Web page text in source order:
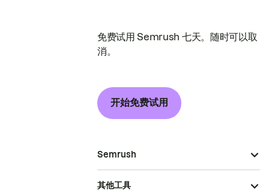
免费试用 Semrush 七天。随时可以取
消。
开始免费试用
Semrush
其他工具